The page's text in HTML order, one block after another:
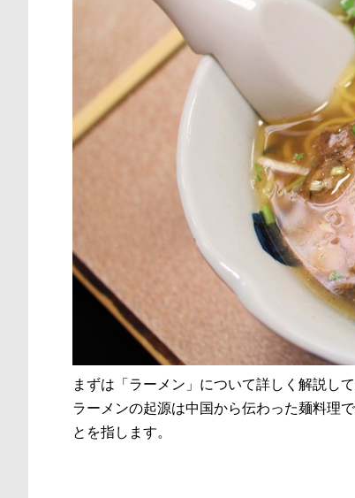
まずは「ラーメン」について詳しく解説して
ラーメンの起源は中国から伝わった麺料理で
とを指します。